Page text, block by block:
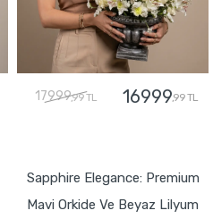
17999,99 TL 16999,99 TL
Sapphire Elegance: Premium
Mavi Orkide Ve Beyaz Lilyum